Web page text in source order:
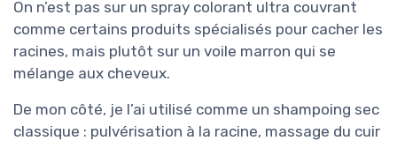
On n’est pas sur un spray colorant ultra couvrant
comme certains produits spécialisés pour cacher les
racines, mais plutôt sur un voile marron qui se
mélange aux cheveux.
De mon côté, je l’ai utilisé comme un shampoing sec
classique : pulvérisation à la racine, massage du cuir